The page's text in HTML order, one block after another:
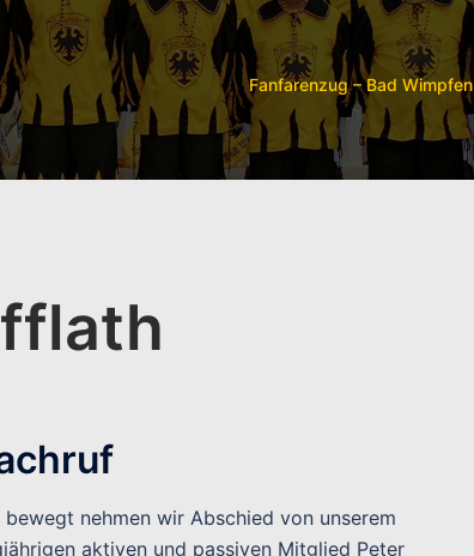
Fanfarenzug – Bad Wimpfen
bewegt nehmen wir Abschied von unserem
aktiven und passiven Mitglied Peter